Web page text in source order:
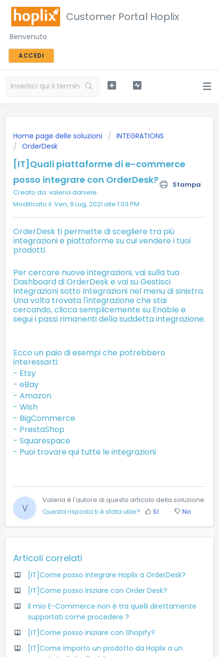
Customer Portal Hoplix
Benvenuto
ACCEDI
Home page delle soluzioni
INTEGRATIONS
OrderDesk
[IT]Quali piattaforme di e-commerce
posso integrare con OrderDesk?
Stampa
Creato da: valeria daniele
Modificato il: Ven, 9 Lug, 2021 alle 1:03 PM
OrderDesk ti permette di scegliere tra più
integrazioni e piattaforme su cui vendere i tuoi
prodotti.
Per cercare nuove integrazioni, vai sulla tua
Dashboard di OrderDesk e vai su Gestisci
Integrazioni sotto Integrazioni nel menu di sinistra.
Una volta trovata l'integrazione che stai
cercando, clicca semplicemente su Enable e
segui i passi rimanenti della suddetta integrazione.
Ecco un paio di esempi che potrebbero
interessarti:
- Etsy
- eBay
- Amazon
- Wish
- BigCommerce
- PrestaShop
- Squarespace
- Puoi trovare qui tutte le integrazioni
V
Valeria è l'autore di questo articolo della soluzione.
Questa risposta ti è stata utile?
Sì No
Articoli correlati
[IT]Come posso integrare Hoplix a OrderDesk?
[IT]Come posso iniziare con Order Desk?
Il mio E-Commerce non è tra quelli direttamente
supportati come procedere ?
[IT]Come posso iniziare con Shopify?
[IT]Come importo un prodotto da Hoplix a un